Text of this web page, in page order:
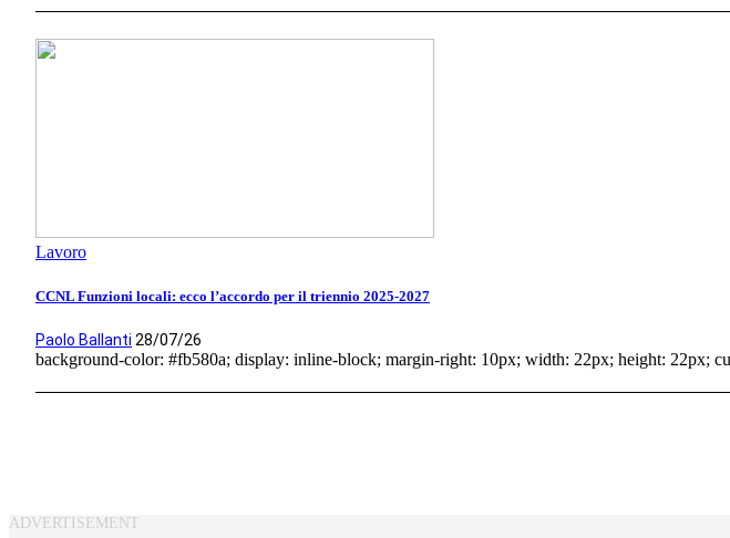
Lavoro
CCNL Funzioni locali: ecco l’accordo per il triennio 2025-2027
Paolo Ballanti 28/07/26
background-color: #fb580a; display: inline-block; margin-right: 10px; width: 22px; height: 22px;